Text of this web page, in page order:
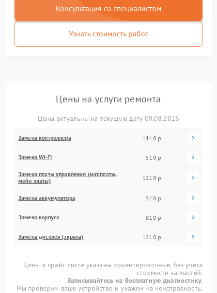
Консультация со специалистом
Узнать стоимость работ
Цены на услуги ремонта
Цены актуальны на текущую дату 09.08.2026
Замена контроллера 1110 р
Замена Wi-Fi 510 р
Замена платы управления (мат.платы,
мейн платы)
1210 р
Замена аккумулятора 510 р
Замена корпуса 810 р
Замена дисплея (экрана) 1210 р
Цены в прайс-листе указаны ориентировочные, без учета
стоимости запчастей.
Записывайтесь на бесплатную диагностику.
Мы проверим ваше устройство и укажем на неисправность.